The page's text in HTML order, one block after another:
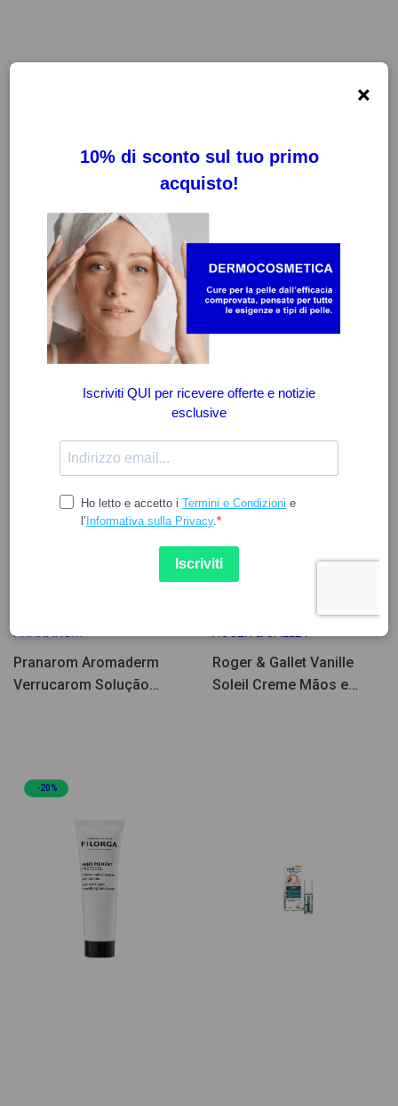
PRANAROM
Pranarom Aromaderm
Verrucarom Solução
Roger & Gallet Vanille
Soleil Creme Mãos e
-20%
×